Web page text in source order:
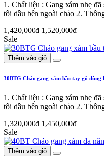
1. Chất liệu : Gang xám nhẹ
tôi dầu bên ngoài chảo 2.
1,420,000đ 1,520,000đ
Sale
Thêm vào giỏ
30BTG Chảo gang xám bầu tay gỗ dùng
1. Chất liệu : Gang xám nhẹ
tôi dầu bên ngoài chảo 2.
1,320,000đ 1,450,000đ
Sale
Thêm vào giỏ